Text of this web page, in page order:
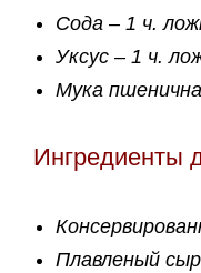
Сода – 1 ч.
Уксус – 1 ч.
Мука
Ингредиенты
Плавленый